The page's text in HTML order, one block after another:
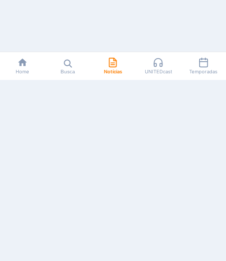
Home Busca Notícias UNITEDcast Temporadas